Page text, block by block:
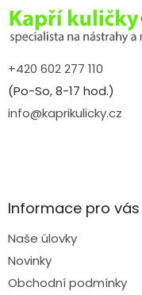
+420 602 277 110
(Po-So, 8-17 hod.)
info@kaprikulicky.cz
Informace pro vás
Naše úlovky
Novinky
Obchodní podmínky